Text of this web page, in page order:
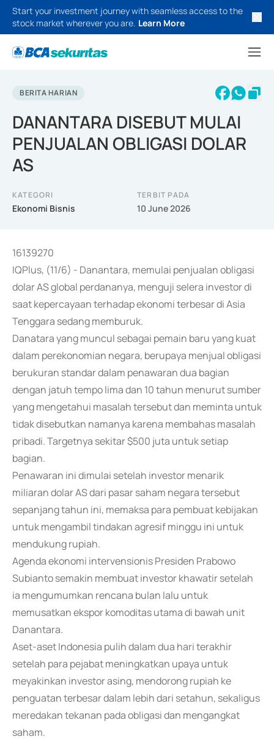
Start your investment journey with seamless access to the
stock market wherever you are. Learn More
BERITA HARIAN
DANANTARA DISEBUT MULAI
PENJUALAN OBLIGASI DOLAR
AS
KATEGORI
Ekonomi Bisnis
TERBIT PADA
10 June 2026
16139270
IQPlus, (11/6) - Danantara, memulai penjualan obligasi
dolar AS global perdananya, menguji selera investor di
saat kepercayaan terhadap ekonomi terbesar di Asia
Tenggara sedang memburuk.
Danatara yang muncul sebagai pemain baru yang kuat
dalam perekonomian negara, berupaya menjual obligasi
berukuran standar dalam penawaran dua bagian
dengan jatuh tempo lima dan 10 tahun menurut sumber
yang mengetahui masalah tersebut dan meminta untuk
tidak disebutkan namanya karena membahas masalah
pribadi. Targetnya sekitar $500 juta untuk setiap
bagian.
Penawaran ini dimulai setelah investor menarik
miliaran dolar AS dari pasar saham negara tersebut
sepanjang tahun ini, memaksa para pembuat kebijakan
untuk mengambil tindakan agresif minggu ini untuk
mendukung rupiah.
Agenda ekonomi intervensionis Presiden Prabowo
Subianto semakin membuat investor khawatir setelah
ia mengumumkan rencana bulan lalu untuk
memusatkan ekspor komoditas utama di bawah unit
Danantara.
Aset-aset Indonesia pulih dalam dua hari terakhir
setelah para pejabat meningkatkan upaya untuk
meyakinkan investor asing, mendorong rupiah ke
penguatan terbesar dalam lebih dari setahun, sekaligus
meredakan tekanan pada obligasi dan mengangkat
saham.